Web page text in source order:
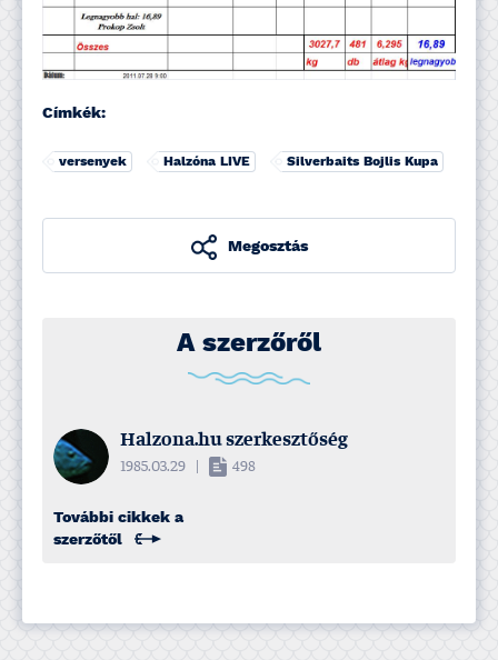
Címkék:
versenyek Halzóna LIVE Silverbaits Bojlis Kupa
Megosztás
A szerzőről
Halzona.hu szerkesztőség
1985.03.29 498
További cikkek a
szerzőtől